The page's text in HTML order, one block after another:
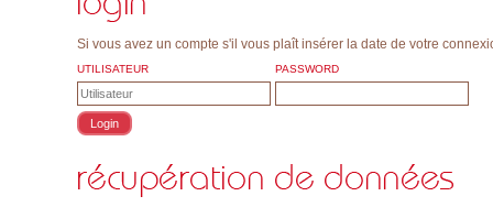
Si vous avez un compte s'il vous plaît insérer la date de votre
UTILISATEUR PASSWORD